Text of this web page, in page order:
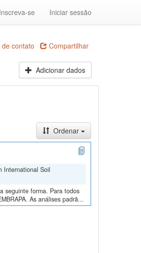
Inscreva-se Iniciar sessão
de contato Compartilhar
Adicionar dados
Ordenar
International Soil
seguinte forma. Para todos
As análises padrã...